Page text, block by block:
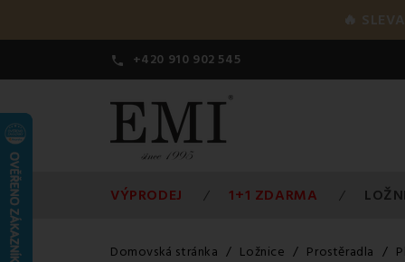
🔥
 +420 910 902 545
VÝPRODEJ 1+1 ZDARMA
Domovská stránka Ložnice Prostěradla